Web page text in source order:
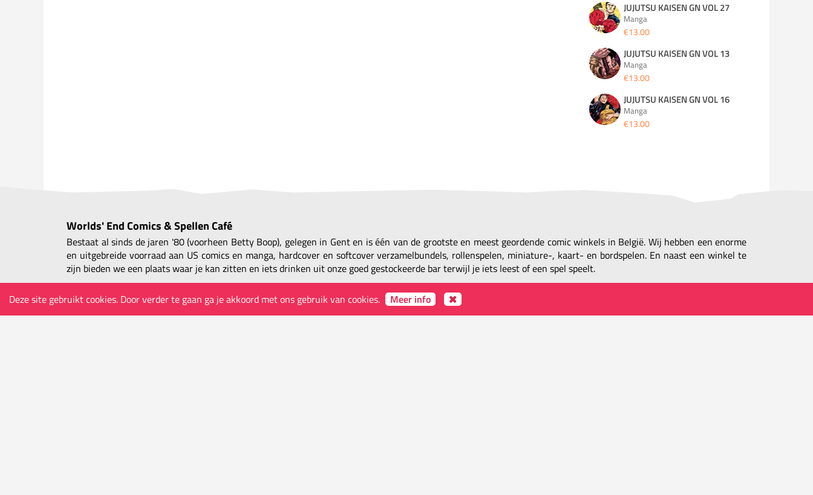
Deze site gebruikt cookies. Door verder te gaan ga je akkoord met ons gebruik van cookies. Meer info
JUJUTSU KAISEN GN VOL 27
Manga
€13.00
JUJUTSU KAISEN GN VOL 13
Manga
€13.00
JUJUTSU KAISEN GN VOL 16
Manga
€13.00
Worlds' End Comics & Spellen Café
Bestaat al sinds de jaren '80 (voorheen Betty Boop), gelegen in Gent en is één van de grootste en meest geordende comic winkels in België. Wij hebben een enorme
en uitgebreide voorraad aan US comics en manga, hardcover en softcover verzamelbundels, rollenspelen, miniature-, kaart- en bordspelen. En naast een winkel te
zijn bieden we een plaats waar je kan zitten en iets drinken uit onze goed gestockeerde bar terwijl je iets leest of een spel speelt.
De winkel
Adres
Ketelvest 51 B
Contacts
E-mail
info@worldsendcomics.com